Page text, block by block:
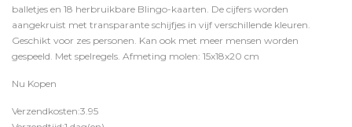
balletjes en 18 herbruikbare Blingo-kaarten. De cijfers worden
aangekruist met transparante schijfjes in vijf verschillende kleuren.
Geschikt voor zes personen. Kan ook met meer mensen worden
gespeeld. Met spelregels. Afmeting molen: 15x18x20 cm
Nu Kopen
Verzendkosten:3.95